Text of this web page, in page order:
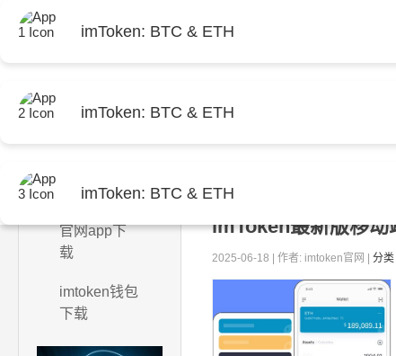
imToken: BTC & ETH
imToken: BTC & ETH
imToken: BTC & ETH
官网app下
载
imtoken钱包
下载
imToken最新版移动
2025-06-18 | 作者: imtoken官网 | 分